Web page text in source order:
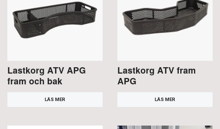
Lastkorg ATV APG
fram och bak
LÄS MER
Lastkorg ATV fram
APG
LÄS MER